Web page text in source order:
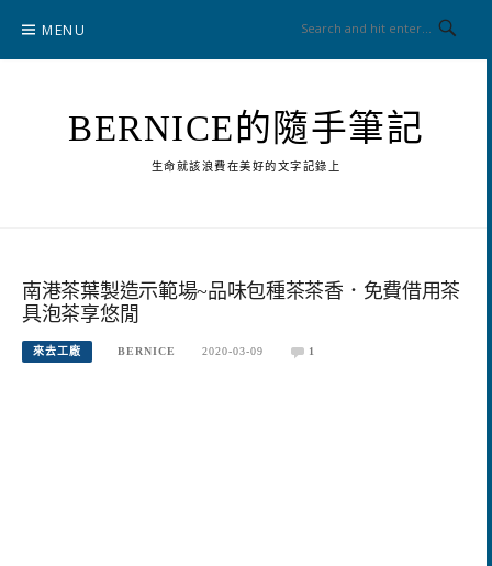
content
MENU
BERNICE的隨手筆記
生命就該浪費在美好的文字記錄上
南港茶葉製造示範場~品味包種茶茶香．免費借用茶
具泡茶享悠閒
來去工廠 BERNICE 2020-03-09 1